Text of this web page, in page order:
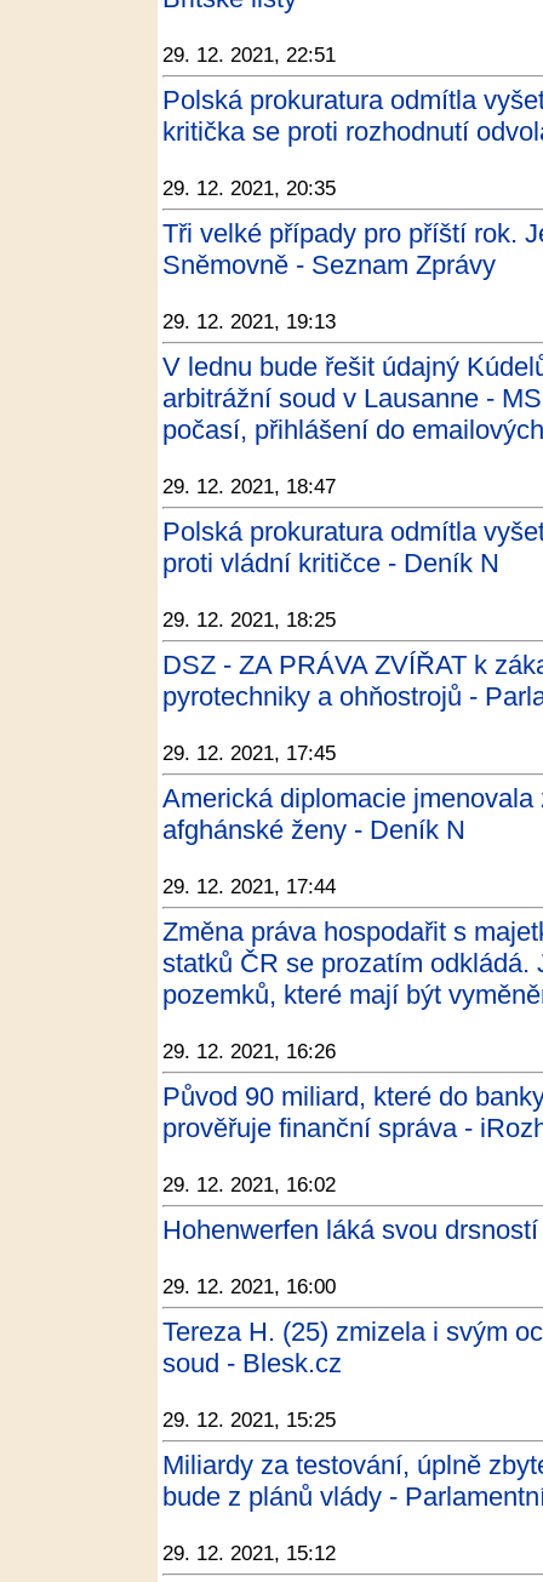
29. 12. 2021, 22:51
Polská prokuratura odmítla
kritička se proti rozhodnutí
29. 12. 2021, 20:35
Tři velké případy pro příští rok.
Sněmovně - Seznam Zprávy
29. 12. 2021, 19:13
V lednu bude řešit údajný
arbitrážní soud v Lausanne -
počasí, přihlášení do
29. 12. 2021, 18:47
Polská prokuratura odmítla
proti vládní kritičce - Deník N
29. 12. 2021, 18:25
DSZ - ZA PRÁVA ZVÍŘAT k
pyrotechniky a ohňostrojů -
29. 12. 2021, 17:45
Americká diplomacie
afghánské ženy - Deník N
29. 12. 2021, 17:44
Změna práva hospodařit s
statků ČR se prozatím odkládá.
pozemků, které mají být
29. 12. 2021, 16:26
Původ 90 miliard, které do
prověřuje finanční správa -
29. 12. 2021, 16:02
Hohenwerfen láká svou
29. 12. 2021, 16:00
Tereza H. (25) zmizela i svým
soud - Blesk.cz
29. 12. 2021, 15:25
Miliardy za testování, úplně
bude z plánů vlády -
29. 12. 2021, 15:12